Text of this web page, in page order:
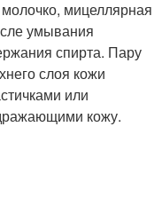
мицеллярная
умывания
спирта. Пару
слоя кожи
или
кожу.